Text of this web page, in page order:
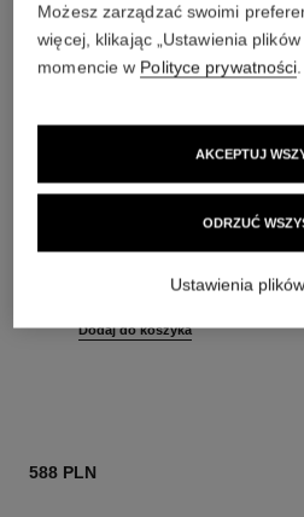
Dodaj do koszyka
588 PLN
Możesz zarządzać swoimi
więcej, klikając „Ustawienia
momencie w Polityce prywatności
ODRZUĆ
AKCEPTUJ
Ustawienia